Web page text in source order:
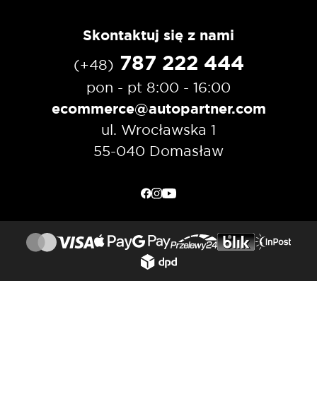
Skontaktuj się z nami
(+48) 787 222 444
pon - pt 8:00 - 16:00
ecommerce@autopartner.com
ul. Wrocławska 1
55-040 Domasław